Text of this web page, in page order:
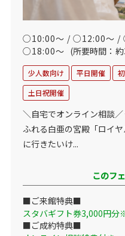
○10:00～ / ○12:00～ /
○18:00～ (所要時間：
少人数向け 平日開催
土日祝開催
＼自宅でオンライン相談
ふれる白亜の宮殿「ロイ
に行きたいけ...
このフ
■ご来館特典■
スタバギフト券3,000円分
■ご成約特典■